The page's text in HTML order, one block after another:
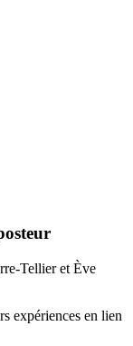
Tellier et Ève
expériences en lien